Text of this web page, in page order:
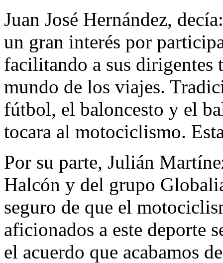
Juan José Hernández,
un gran interés por
facilitando a sus dirigentes
mundo de los viajes.
fútbol, el baloncesto y el
tocara al motociclismo.
Por su parte, Julián
Halcón y del grupo
seguro de que el
aficionados a este deporte
el acuerdo que acabamos